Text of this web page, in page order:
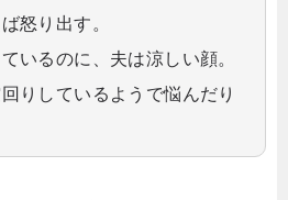
怒り出す。
いるのに、夫は涼しい顔。
りしているようで悩んだり